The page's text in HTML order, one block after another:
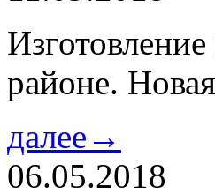
районе.
далее→
06.05.2018